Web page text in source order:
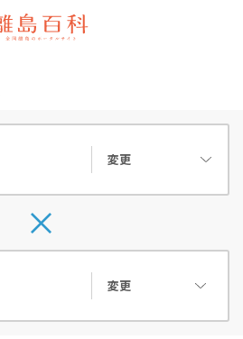
変更
変更